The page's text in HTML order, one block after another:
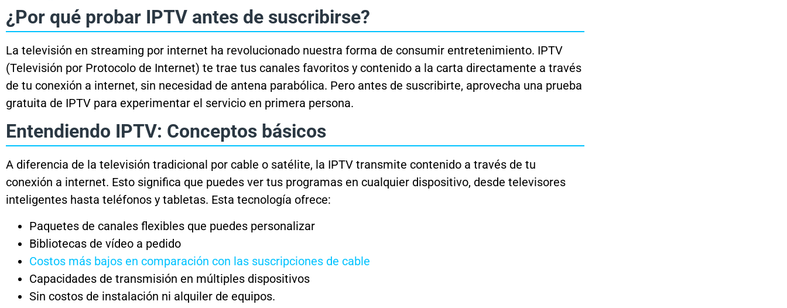
¿Por qué probar IPTV antes de suscribirse?
La televisión en streaming por internet ha revolucionado nuestra forma de consumir entretenimiento. IPTV
(Televisión por Protocolo de Internet) te trae tus canales favoritos y contenido a la carta directamente a través
de tu conexión a internet, sin necesidad de antena parabólica. Pero antes de suscribirte, aprovecha una prueba
gratuita de IPTV para experimentar el servicio en primera persona.
Entendiendo IPTV: Conceptos básicos
A diferencia de la televisión tradicional por cable o satélite, la IPTV transmite contenido a través de tu
conexión a internet. Esto significa que puedes ver tus programas en cualquier dispositivo, desde televisores
inteligentes hasta teléfonos y tabletas. Esta tecnología ofrece:
Paquetes de canales flexibles que puedes personalizar
Bibliotecas de vídeo a pedido
Costos más bajos en comparación con las suscripciones de cable
Capacidades de transmisión en múltiples dispositivos
Sin costos de instalación ni alquiler de equipos.